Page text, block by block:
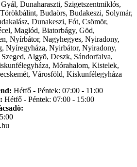
Dunaharaszti, Szigetszentmiklós,
Budaörs, Budakeszi, Solymár,
Dunakeszi, Fót, Csömör,
Maglód, Biatorbágy, Göd,
Nyírbátor, Nagyhegyes, Nyiradony,
Nyíregyháza, Nyirbátor, Nyiradony,
Algyõ, Deszk, Sándorfalva,
Mórahalom, Kistelek,
Városföld, Kiskunfélegyháza
Hétfő - Péntek: 07:00 - 11:00
Hétfő - Péntek: 07:00 - 15:00